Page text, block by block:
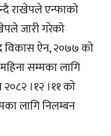
राखेपले एन्फाको
जारी गरेको
विकास ऐन, २०७७ को
सम्मका लागि
२०८२ ।१२ ।११ को
लागि निलम्बन